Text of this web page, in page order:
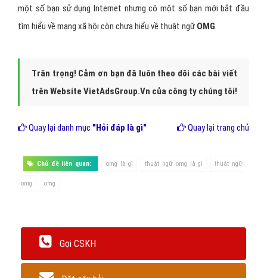
một số bạn sử dụng Internet nhưng có một số bạn mới bắt đầu
tìm hiểu về mạng xã hội còn chưa hiểu về thuật ngữ OMG.
Trân trọng! Cảm ơn bạn đã luôn theo dõi các bài viết
trên Website VietAdsGroup.Vn của công ty chúng tôi!
Quay lại danh mục "Hỏi đáp là gì" Quay lại trang chủ
Chủ đề liên quan: omg là gì thuật ngữ omg là gì thuật ngữ
omg omg
Gọi CSKH